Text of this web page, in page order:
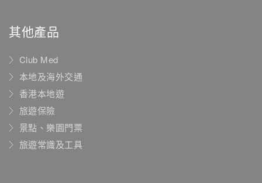
其他產品
Club Med
本地及海外交通
香港本地遊
旅遊保險
景點、樂園門票
旅遊常識及工具